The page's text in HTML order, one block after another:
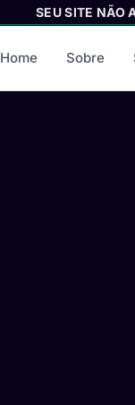
SEU SITE NÃO
Home Sobre